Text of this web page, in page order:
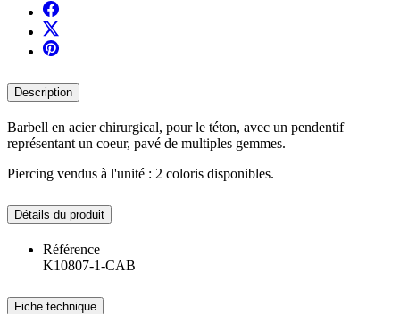
Description
Barbell en acier chirurgical, pour le téton, avec un pendentif
représentant un coeur, pavé de multiples gemmes.
Piercing vendus à l'unité : 2 coloris disponibles.
Détails du produit
Référence
K10807-1-CAB
Fiche technique